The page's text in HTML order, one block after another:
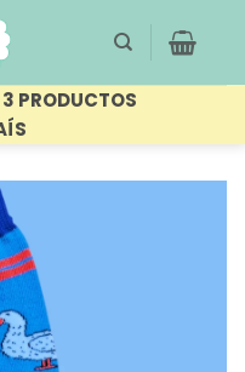
PRODUCTOS